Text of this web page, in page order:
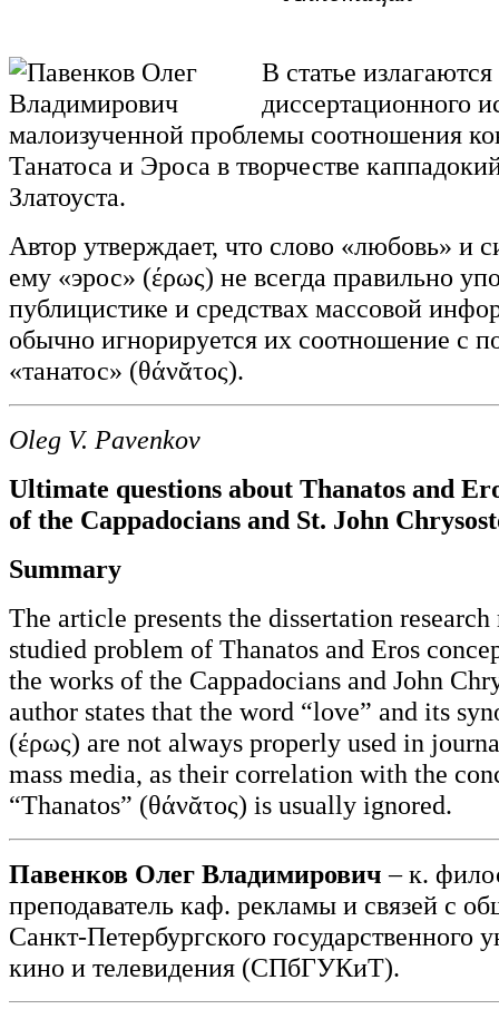
В статье излагаются
диссертационного
малоизученной проблемы соотношения
Танатоса и Эроса в творчестве
Златоуста.
Автор утверждает, что слово «любовь» и
ему «эрос» (έρως) не всегда правильно
публицистике и средствах массовой
обычно игнорируется их соотношение с
«танатос» (θάνᾰτος).
Oleg V. Pavenkov
Ultimate questions about Thanatos and
of the Cappadocians and St. John
Summary
The article presents the dissertation
studied problem of Thanatos and Eros
the works of the Cappadocians and John
author states that the word “love” and its
(έρως) are not always properly used in
mass media, as their correlation with the
“Thanatos” (θάνᾰτος) is usually ignored.
Павенков Олег Владимирович – к.
преподаватель каф. рекламы и связей с
Санкт-Петербургского государственного
кино и телевидения (СПбГУКиТ).